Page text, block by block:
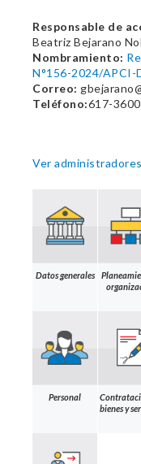
Responsable de
Beatriz Bejarano
Nombramiento:
N°156-2024/APCI-
Correo:
Teléfono:617-
Ver
Datos generales
Personal
bienes y